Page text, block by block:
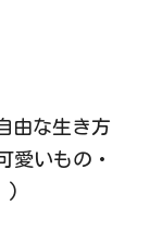
由な生き方
愛いもの・
)